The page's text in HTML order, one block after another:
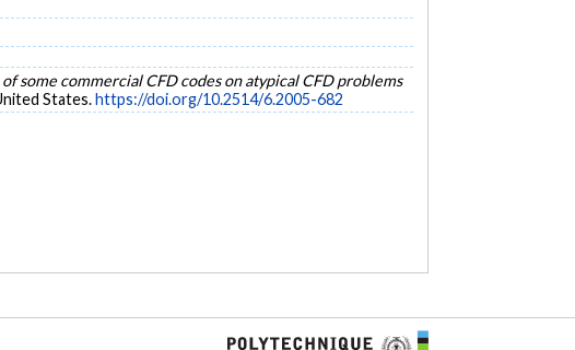
some commercial CFD codes on atypical CFD problems
States.https://doi.org/10.2514/6.2005-682